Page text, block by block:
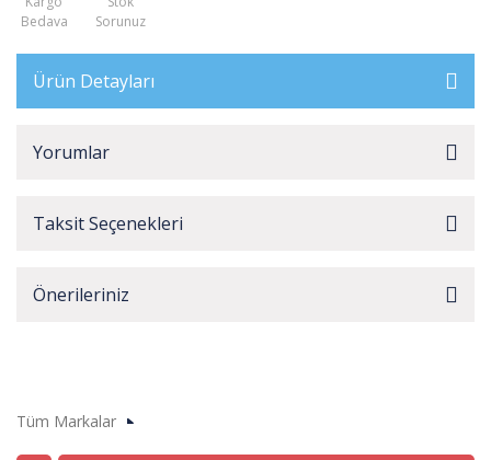
Bedava
Sorunuz
Ürün Detayları
Yorumlar
Taksit Seçenekleri
Önerileriniz
Tüm Markalar